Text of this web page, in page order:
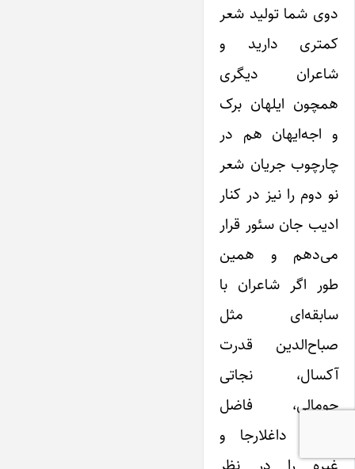
دوی شما تولید شعر
کمتری دارید و
شاعران دیگری
همچون ‌ایلهان برک
و اجه‌ایهان هم در
چارچوب جریان شعر
نو دوم را نیز در کنار
ادیب جان سئور قرار
می‌دهم و همین
طور اگر شاعران با
سابقه‌ای مثل
صباح‌الدین قدرت
آکسال، نجاتی
جومالی، فاضل
حوسنو داغلارجا و